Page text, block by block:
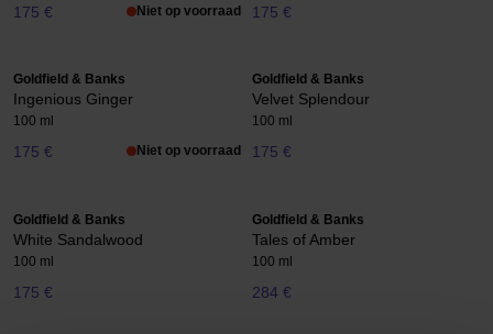
175 € Niet op voorraad 175 €
Goldfield & Banks
Ingenious Ginger
100 ml
175 € Niet op voorraad
Goldfield & Banks
Velvet Splendour
100 ml
175 €
Goldfield & Banks
White Sandalwood
100 ml
175 €
Goldfield & Banks
Tales of Amber
100 ml
284 €